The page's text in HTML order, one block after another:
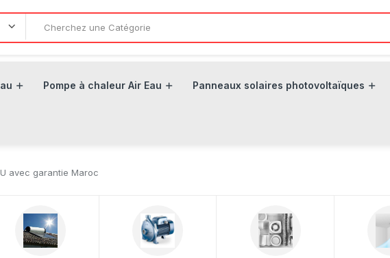
Pompe à chaleur Air Eau Panneaux solaires photovoltaïques
avec garantie Maroc